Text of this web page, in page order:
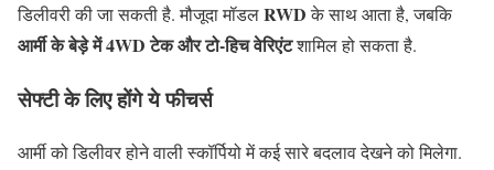
डिलीवरी की जा सकती है. मौजूदा मॉडलRWDके साथ आता है, जबकि
आर्मी के बेड़े में 4WD टेक और टो-हिच वेरिएंटशामिल हो सकता है.
सेफ्टी के लिए होंगे ये फीचर्स
आर्मी को डिलीवर होने वाली स्कॉर्पियो में कई सारे बदलाव देखने को मिलेगा.